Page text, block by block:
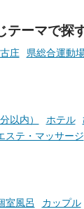
ットなど気軽に
で、“ととのう”お
っと特別に。
テーマで探
古庄 県総合運動
以内） ホテル
ステ・マッサージ
室風呂 カップル